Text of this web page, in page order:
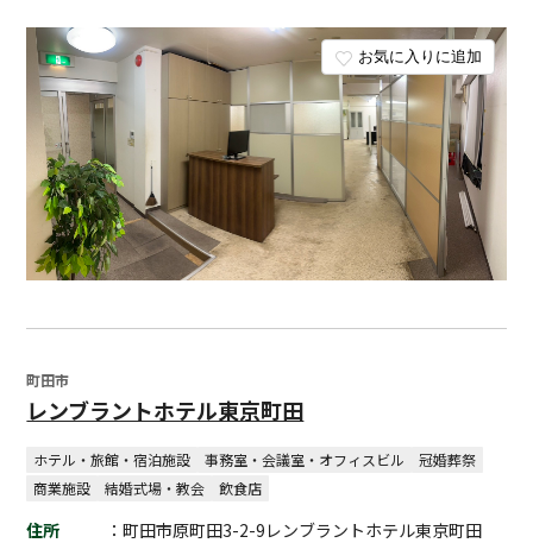
お気に入りに追加
町田市
レンブラントホテル東京町田
ホテル・旅館・宿泊施設 事務室・会議室・オフィスビル
冠婚葬祭
商業施設
結婚式場・教会 飲食店
住所
：町田市原町田3-2-9レンブラントホテル東京町田